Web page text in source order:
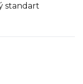
standart